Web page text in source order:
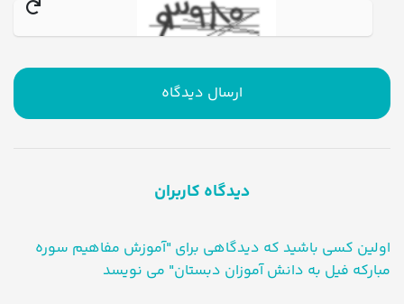
ارسال دیدگاه
دیدگاه کاربران
اولین کسی باشید که دیدگاهی برای "آموزش مفاهیم سوره
مبارکه فیل به دانش آموزان دبستان" می نویسد